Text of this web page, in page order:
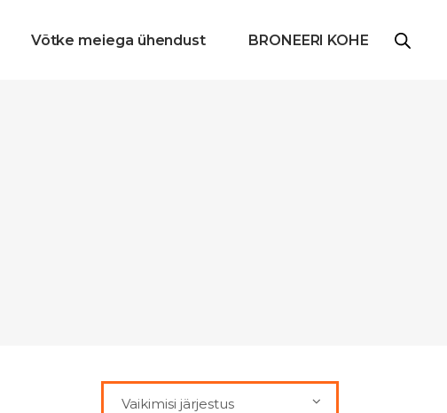
Võtke meiega ühendust BRONEERI KOHE
Vaikimisi järjestus